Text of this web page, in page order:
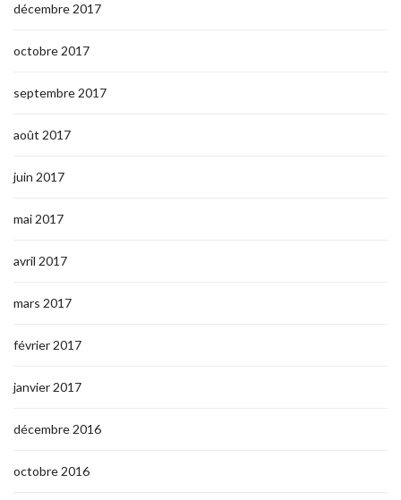
décembre 2017
octobre 2017
septembre 2017
août 2017
juin 2017
mai 2017
avril 2017
mars 2017
février 2017
janvier 2017
décembre 2016
octobre 2016